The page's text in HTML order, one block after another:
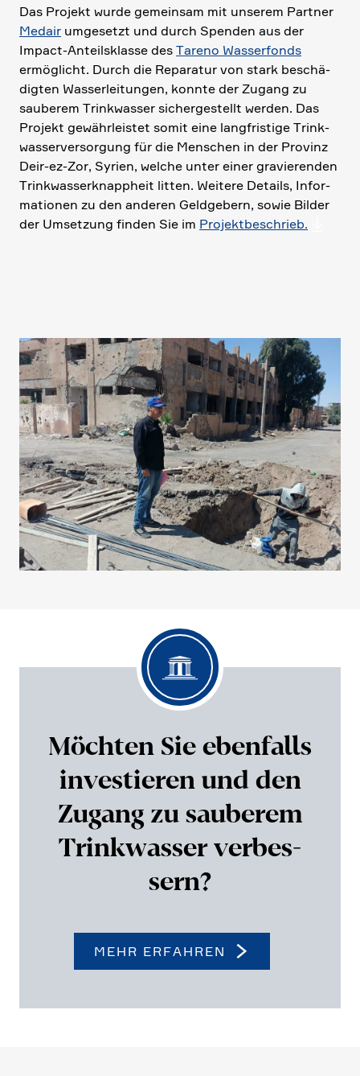
Das Projekt wurde gemeinsam mit unserem Partner
Medair umgesetzt und durch Spenden aus der
Impact-Anteils­klasse desTareno Wasser­fonds
ermög­licht. Durch die Reparatur von stark beschä­
digten Wasser­lei­tungen, konnte der Zugang zu
sauberem Trink­wasser sicher­ge­stellt werden. Das
Projekt gewähr­lei­stet somit eine langfri­stige Trink­
was­ser­ver­sor­gung für die Menschen in der Provinz
Deir-ez-Zor, Syrien, welche unter einer gravie­renden
Trink­was­ser­knapp­heit litten. Weitere Details, Infor­
ma­tionen zu den anderen Geldge­bern, sowie Bilder
der Umset­zung finden Sie im Projekt­be­schrieb.
Möchten Sie ebenfalls
investieren und den
Zugang zu sauberem
Trink­wasser verbes­
sern?
MEHR ERFAHREN